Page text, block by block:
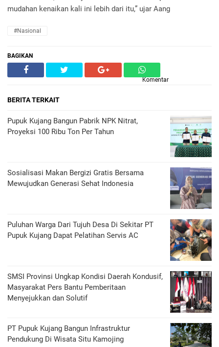
mudahan kenaikan kali ini lebih dari itu,” ujar Aang
#nasional
BAGIKAN
Komentar
BERITA TERKAIT
Pupuk Kujang Bangun Pabrik NPK Nitrat,
Proyeksi 100 Ribu Ton Per Tahun
Sosialisasi Makan Bergizi Gratis Bersama
Mewujudkan Generasi Sehat Indonesia
Puluhan Warga Dari Tujuh Desa Di Sekitar PT
Pupuk Kujang Dapat Pelatihan Servis AC
SMSI Provinsi Ungkap Kondisi Daerah Kondusif,
Masyarakat Pers Bantu Pemberitaan
Menyejukkan dan Solutif
PT Pupuk Kujang Bangun Infrastruktur
Pendukung Di Wisata Situ Kamojing